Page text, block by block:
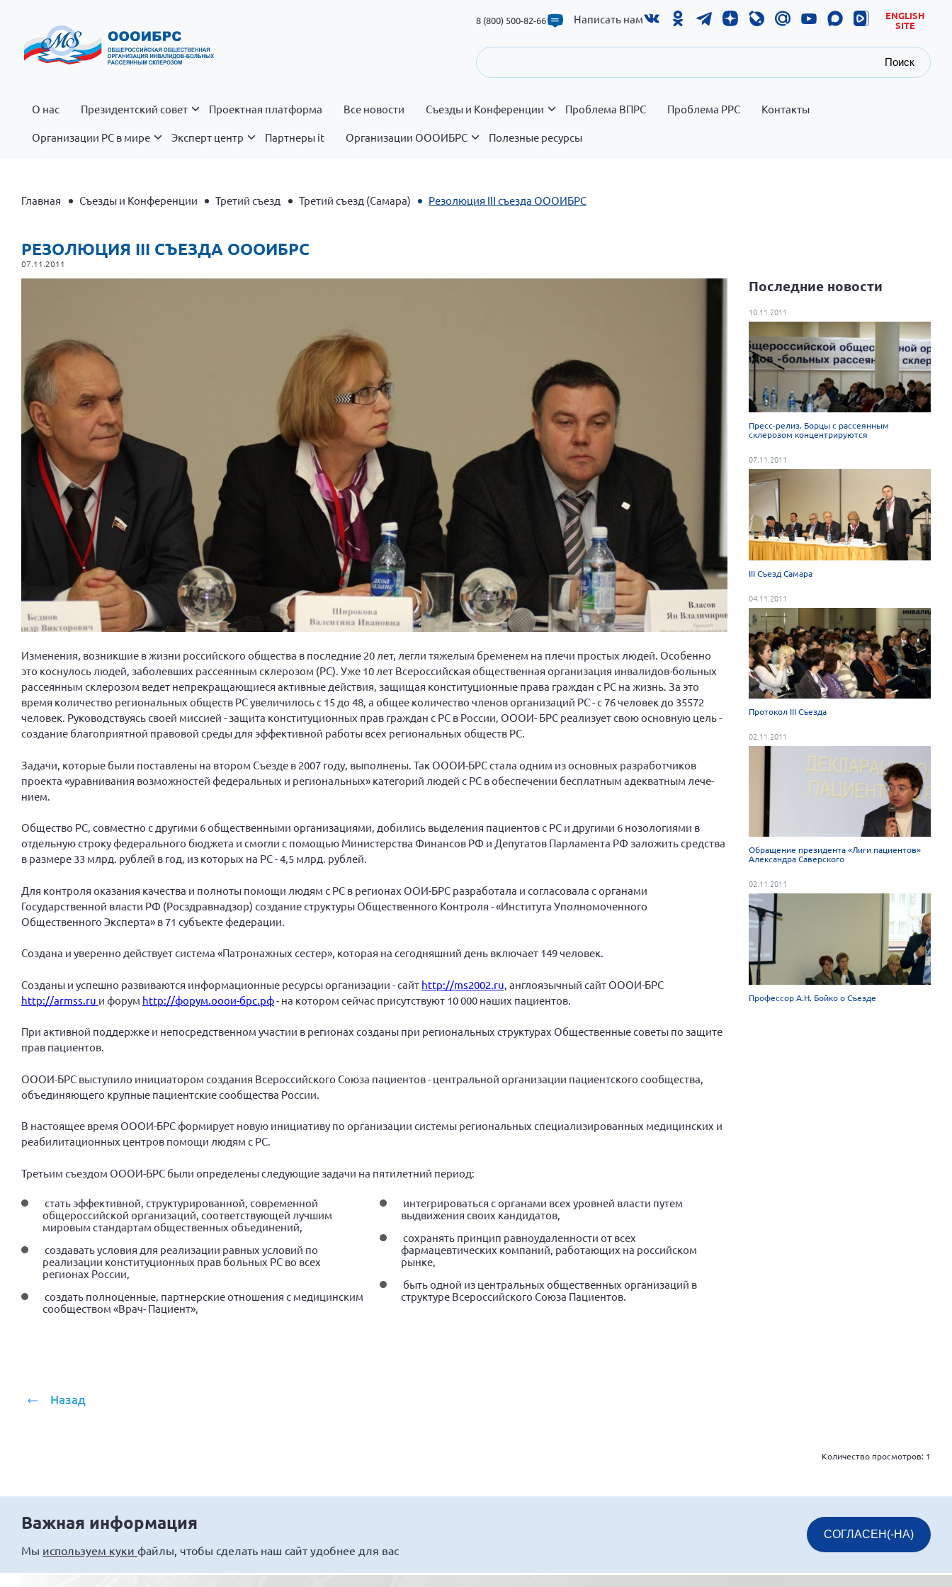
8 (800) 500-82-66 Написать нам
ENGLISH
SITE
Поиск
О нас Президентский совет Проектная платформа Все новости Съезды и Конференции Проблема ВПРС Проблема РРС Контакты
Организации РС в мире Эксперт центр Партнеры it Организации ОООИБРС Полезные ресурсы
Главная Съезды и Конференции Третий съезд Третий съезд (Самара) Резолюция III съезда ОООИБРС
РЕЗОЛЮЦИЯ III СЪЕЗДА ОООИБРС
07.11.2011
Изменения, возникшие в жизни российского общества в последние 20 лет, легли тяже­лым бременем на плечи простых людей. Особенно
это коснулось людей, заболевших рассеян­ным склерозом (РС). Уже 10 лет Всероссийская общественная организация инвалидов-больных
рассеянным склерозом ведет непрекращающиеся активные действия, защищая конституцион­ные права граждан с РС на жизнь. За это
время количество региональных обществ РС увеличи­лось с 15 до 48, а общее количество членов организаций РС - с 76 человек до 35572
человек. Ру­ководствуясь своей миссией - защита конституционных прав граждан с РС в России, ОООИ- БРС реализует свою основную цель -
создание благоприятной правовой среды для эффективной работы всех региональных обществ РС.
Задачи, которые были поставлены на втором Съезде в 2007 году, выполнены. Так ОООИ-БРС стала одним из основных разработчиков
проекта «уравнивания возможностей феде­ральных и региональных» категорий людей с РС в обеспечении бесплатным адекватным лече­
нием.
Общество РС, совместно с другими 6 общественными организациями, добились выде­ления пациентов с РС и другими 6 нозологиями в
отдельную строку федерального бюджета и смогли с помощью Министерства Финансов РФ и Депутатов Парламента РФ заложить средства
в размере 33 млрд. рублей в год, из которых на РС - 4,5 млрд. рублей.
Для контроля оказания качества и полноты помощи людям с РС в регионах ООИ-БРС разработала и согласовала с органами
Государственной власти РФ (Росздравнадзор) создание структуры Общественного Контроля - «Института Уполномоченного
Общественного Эксперта» в 71 субъекте федерации.
Создана и уверенно действует система «Патронажных сестер», которая на сегодняшний день включает 149 человек.
Созданы и успешно развиваются информационные ресурсы организации - сайт http://ms2002.ru, англоязычный сайт ОООИ-БРС
http://armss.ru и форум http://форум.ооои-брс.рф- на котором сейчас присутствуют 10 000 наших пациентов.
При активной поддержке и непосредственном участии в регионах созданы при регио­нальных структурах Общественные советы по защите
прав пациентов.
ОООИ-БРС выступило инициатором создания Всероссийского Союза пациентов - цен­тральной организации пациентского сообщества,
объединяющего крупные пациентские сооб­щества России.
В настоящее время ОООИ-БРС формирует новую инициативу по организации системы региональных специализированных медицинских и
реабилитационных центров помощи людям с РС.
Третьим съездом ОООИ-БРС были определены следующие задачи на пятилетний период:
стать эффективной, структурированной, современной
общероссийской организаций, соответствующей лучшим
мировым стандартам общественных объединений,
создавать условия для реализации равных условий по
реализации конституционных прав больных РС во всех
регионах России,
создать полноценные, партнерские отношения с медицинским
сообществом «Врач- Пациент»,
интегрироваться с органами всех уровней власти путем
выдвижения своих кандидатов,
сохранять принцип равноудаленности от всех
фармацевтических компаний, работающих на российском
рынке,
быть одной из центральных общественных организаций в
структуре Всероссийского Союза Пациентов.
Последние новости
10.11.2011
Пресс-релиз. Борцы с рассеянным
склерозом концентрируются
07.11.2011
III Съезд Самара
04.11.2011
Протокол III Съезда
02.11.2011
Обращение президента «Лиги пациентов»
Александра Саверского
02.11.2011
Профессор А.Н. Бойко о Съезде
Назад
Количество просмотров: 1
Важная информация
Мы используем куки файлы, чтобы сделать наш сайт удобнее для вас
СОГЛАСЕН(-НА)